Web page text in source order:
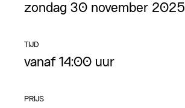
zondag 30 november 2025
TIJD
vanaf 14:00 uur
PRIJS